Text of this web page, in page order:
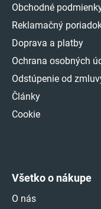
Obchodné
Reklamačný
Doprava a platby
Ochrana osobných
Odstúpenie od
Články
Cookie
Všetko o nákupe
O nás